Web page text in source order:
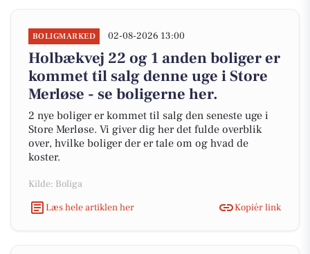
BOLIGMARKED 02-08-2026 13:00
Holbækvej 22 og 1 anden boliger er
kommet til salg denne uge i Store
Merløse - se boligerne her.
2 nye boliger er kommet til salg den seneste uge i
Store Merløse. Vi giver dig her det fulde overblik
over, hvilke boliger der er tale om og hvad de
koster.
Kilde: Boliga
Læs hele artiklen her
Kopiér link